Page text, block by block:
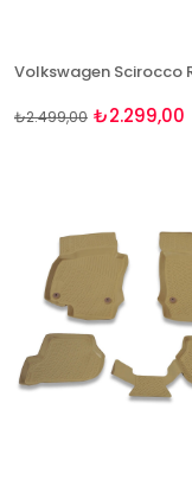
₺2.299,00
₺2.499,00